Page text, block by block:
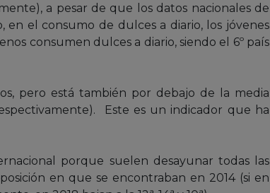
a pesar de que los datos nacionales de
en el consumo de dulces a diario, los jóvenes
consumen dulces a diario, siendo el 6º país
pero está también por debajo de la media
Este es un indicador que ha
porque suelen desayunar todas las
en que se encontraban en 2014 (si en